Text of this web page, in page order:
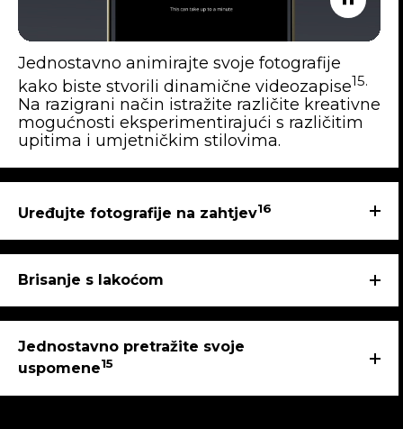
Jednostavno animirajte svoje fotografije
kako biste stvorili dinamične videozapise15.
Na razigrani način istražite različite kreativne
mogućnosti eksperimentirajući s različitim
upitima i umjetničkim stilovima.
Uređujte fotografije na zahtjev16
Brisanje s lakoćom
Jednostavno pretražite svoje
uspomene15